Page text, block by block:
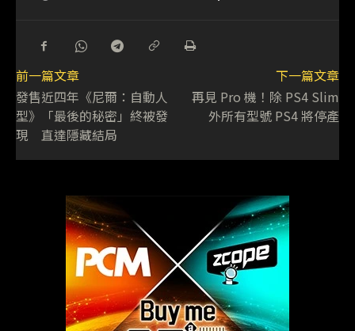
前一篇文章
發售近四年《尼爾：自動人
型》「最後的秘密」終被發
現 直達隱藏結局
下一篇文章
再見 Pro 機！除 PS4 Slim
外所有型號 PS4 將停產